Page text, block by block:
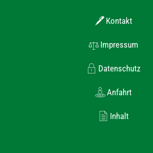
Kontakt
Impressum
Datenschutz
Anfahrt
Inhalt